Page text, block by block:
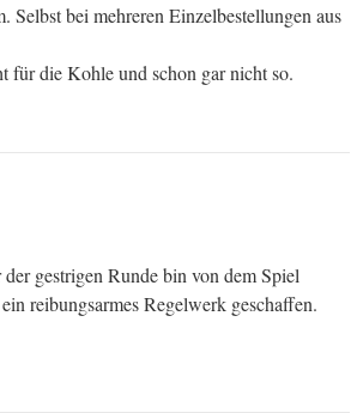
bei mehreren Einzelbestellungen aus
für die Kohle und schon gar nicht so.
gestrigen Runde bin von dem Spiel
reibungsarmes Regelwerk geschaffen.